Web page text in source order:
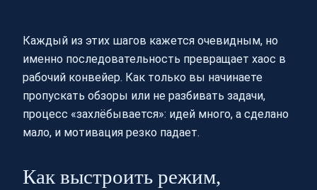
Каждый из этих шагов кажется очевидным, но
именно последовательность превращает хаос в
рабочий конвейер. Как только вы начинаете
пропускать обзоры или не разбивать задачи,
процесс «захлёбывается»: идей много, а сделано
мало, и мотивация резко падает.
Как выстроить режим,